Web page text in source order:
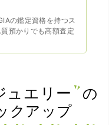
の鑑定資格を持つス
預かりでも高額査定
ュエリー
の
クアップ